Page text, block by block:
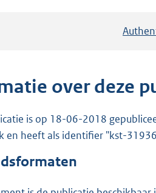
over deze
is op 18-06-2018
en heeft als identifier "kst-